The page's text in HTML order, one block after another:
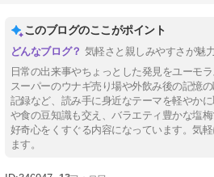
このブログのここがポイント
気軽さと親しみやすさが魅
日常の出来事やちょっとした発見をユーモ
スーパーのウナギ売り場や外飲み後の記憶
記録など、読み手に身近なテーマを軽やか
や食の豆知識も交え、バラエティ豊かな塩
好奇心をくすぐる内容になっています。気
ます。